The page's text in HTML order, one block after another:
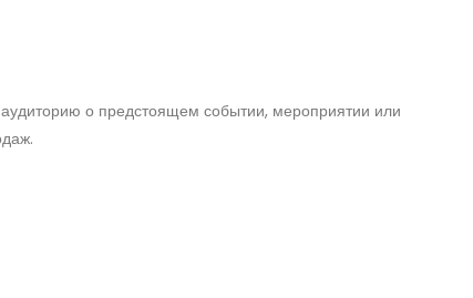
о предстоящем событии, мероприятии или